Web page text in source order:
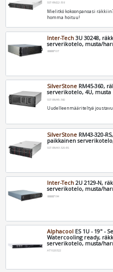
SST-RM22-308
Mielitkö kokoonpanoasi
homma hoituu!
Inter-Tech 3U 30248,
serverikotelo, musta/
88887107
SilverStone RM45-360,
serverikotelo, 4U, musta
SST-RM45-360
Uudelleenmääriteltyä
SilverStone RM43-320-
paikkainen
SST-RM43-320-RS
Inter-Tech 2U 2129-N,
serverikotelo, musta/
88887194
Alphacool ES 1U - 19" -
Watercooling ready,
serverikotelo, musta/
AT1020322